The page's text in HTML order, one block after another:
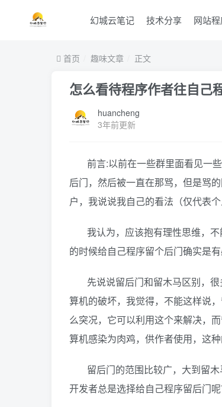
幻城云笔记 技术分享 网站
首页 趣味文章 正文
怎么看待程序作者往自己
huancheng
3年前更新
前言:以前在一些群里面看见一
后门，然后被一直在那骂，但是骂
户，我说说我自己的看法（仅代表个
我认为，应该抱有理性思维，
的时候给自己程序留个后门确实是
先说说留后门和留木马区别，
算机的破坏，我觉得，不能这样说
么突况，它可以利用这个来解决，
算机感染为肉鸡，供作者使用，这种
留后门的范围比较广，大到留
开发者总是选择给自己程序留后门呢